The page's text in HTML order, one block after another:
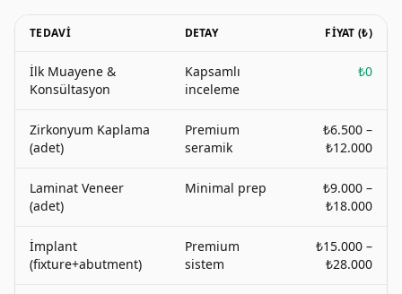
TEDAVI DETAY FIYAT (₺)
İlk Muayene &
Konsültasyon
Kapsamlı
inceleme
₺0
Zirkonyum Kaplama
(adet)
Premium
seramik
₺6.500 –
₺12.000
Laminat Veneer
(adet)
Minimal prep
₺9.000 –
₺18.000
İmplant
(fixture+abutment)
Premium
sistem
₺15.000 –
₺28.000